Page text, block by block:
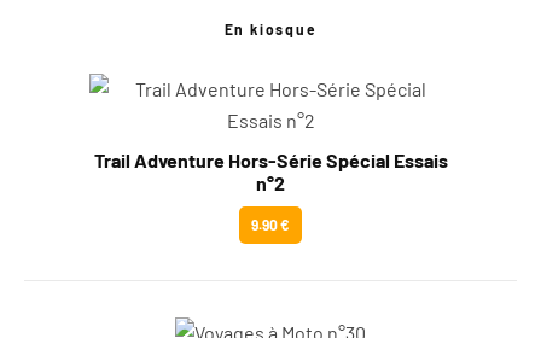
En kiosque
Trail Adventure Hors-Série Spécial Essais
n°2
9.90 €